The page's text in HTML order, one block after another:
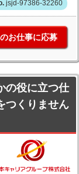
jsjd-97386-32260
お仕事に応募
の役に立つ仕
つくりません